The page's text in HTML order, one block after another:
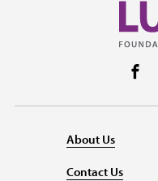
About Us
Contact Us